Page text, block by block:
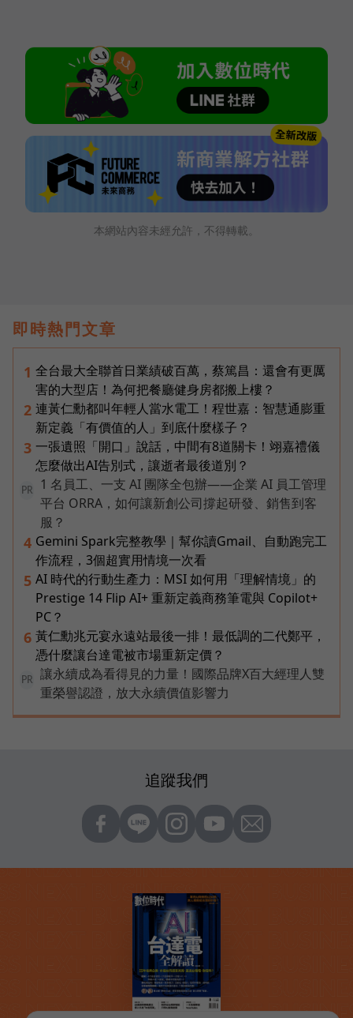
本網站內容未經允許，不得轉載。
即時熱門文章
1 全台最大全聯首日業績破百萬，蔡篤昌：還會有更厲
害的大型店！為何把餐廳健身房都搬上樓？
2 連黃仁勳都叫年輕人當水電工！程世嘉：智慧通膨重
新定義「有價值的人」到底什麼樣子？
3 一張遺照「開口」說話，中間有8道關卡！翊嘉禮儀
怎麼做出AI告別式，讓逝者最後道別？
PR
1 名員工、一支 AI 團隊全包辦——企業 AI 員工管理
平台 ORRA，如何讓新創公司撐起研發、銷售到客
服？
4 Gemini Spark完整教學｜幫你讀Gmail、自動跑完工
作流程，3個超實用情境一次看
5 AI 時代的行動生產力：MSI 如何用「理解情境」的
Prestige 14 Flip AI+ 重新定義商務筆電與 Copilot+
PC？
6 黃仁勳兆元宴永遠站最後一排！最低調的二代鄭平，
憑什麼讓台達電被市場重新定價？
PR
讓永續成為看得見的力量！國際品牌X百大經理人雙
重榮譽認證，放大永續價值影響力
追蹤我們